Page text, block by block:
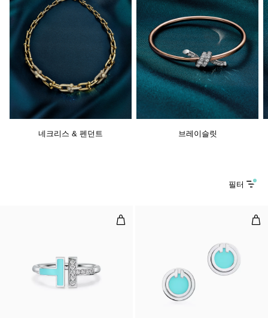
네크리스 & 펜던트 브레이슬릿
필터
다이아몬드 및 터쿼이즈 와이어 링,
터